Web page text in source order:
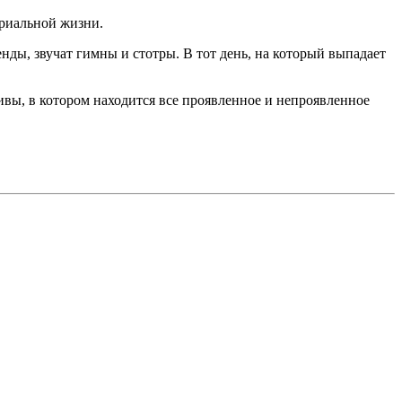
жизни.
звучат гимны и стотры. В тот день, на который выпадает
в котором находится все проявленное и непроявленное